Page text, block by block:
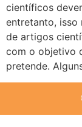
científicos
entretanto, isso
de artigos
com o objetivo
pretende.